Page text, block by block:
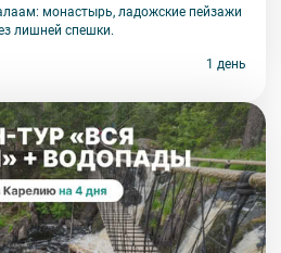
монастырь, ладожские пейзажи
лишней спешки.
1 день